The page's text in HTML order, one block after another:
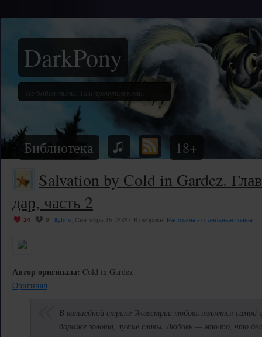
DarkPony
Библиотека 18+
Salvation by Cold in Gardez.
дар, часть 2
14 0 ltybcs , Сентябрь 15, 2020. В рубрике: Рассказы - отдельные главы
Автор оригинала: Cold in Gardez
Оригинал
В волшебной стране Эквестрии любовь является самой
дороже золота, лучше славы. Любовь — это то, что